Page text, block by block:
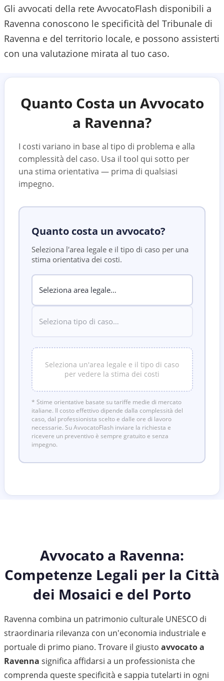
Gli avvocati della rete AvvocatoFlash disponibili a
Ravenna conoscono le specificità del Tribunale di
Ravenna e del territorio locale, e possono assisterti
con una valutazione mirata al tuo caso.
Quanto Costa un Avvocato
a Ravenna?
I costi variano in base al tipo di problema e alla
complessità del caso. Usa il tool qui sotto per
una stima orientativa — prima di qualsiasi
impegno.
Quanto costa un avvocato?
Seleziona l'area legale e il tipo di caso per una
stima orientativa dei costi.
Seleziona un'area legale e il tipo di caso
per vedere la stima dei costi
* Stime orientative basate su tariffe medie di mercato
italiane. Il costo effettivo dipende dalla complessità del
caso, dal professionista scelto e dalle ore di lavoro
necessarie. Su AvvocatoFlash inviare la richiesta e
ricevere un preventivo è sempre gratuito e senza
impegno.
Avvocato a Ravenna:
Competenze Legali per la Città
dei Mosaici e del Porto
Ravenna combina un patrimonio culturale UNESCO di
straordinaria rilevanza con un'economia industriale e
portuale di primo piano. Trovare il giusto avvocato a
Ravenna significa affidarsi a un professionista che
comprenda queste specificità e sappia tutelarti in ogni